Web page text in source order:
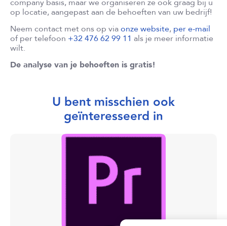
company basis, maar we organiseren ze ook graag bij u
op locatie, aangepast aan de behoeften van uw bedrijf!
Neem contact met ons op viaonze website, per e-mail
of per telefoon +32 476 62 99 11 als je meer informatie
wilt.
De analyse van je behoeften is gratis!
U bent misschien ook
geïnteresseerd in